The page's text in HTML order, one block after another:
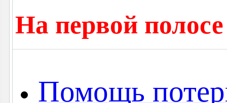
На первой полосе
Помощь